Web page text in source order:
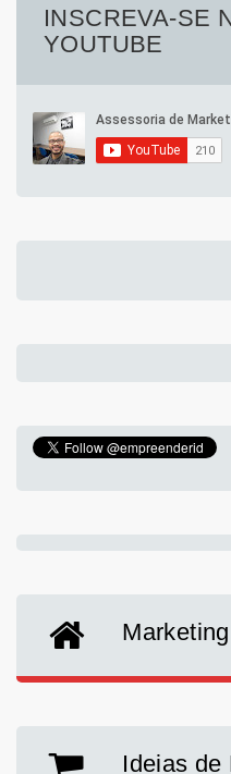
INSCREVA-SE
YOUTUBE
Ideias de